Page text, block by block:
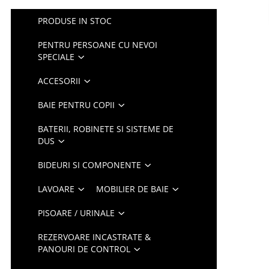
PRODUSE IN STOC
PENTRU PERSOANE CU NEVOI
SPECIALE
ACCESORII
BAIE PENTRU COPII
BATERII, ROBINETE SI SISTEME DE
DUS
BIDEURI SI COMPONENTE
LAVOARE MOBILIER DE BAIE
PISOARE / URINALE
REZERVOARE INCASTRATE &
PANOURI DE CONTROL